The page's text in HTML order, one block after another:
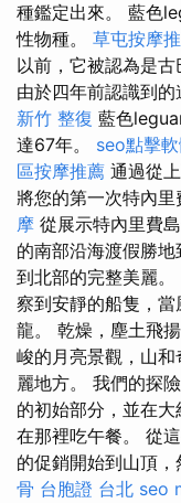
種鑑定出來。 藍色
性物種。 草屯按摩
以前，它被認為是
由於四年前認識到的
新竹 整復 藍色
達67年。 seo點擊
區按摩推薦 通過從
將您的第一次特內
摩 從展示特內里費
的南部沿海渡假勝
到北部的完整美麗
察到安靜的船隻，
龍。 乾燥，塵土飛
峻的月亮景觀，山
麗地方。 我們的探
的初始部分，並在
在那裡吃午餐。 從
的促銷開始到山頂
骨 台胞證 台北 seo